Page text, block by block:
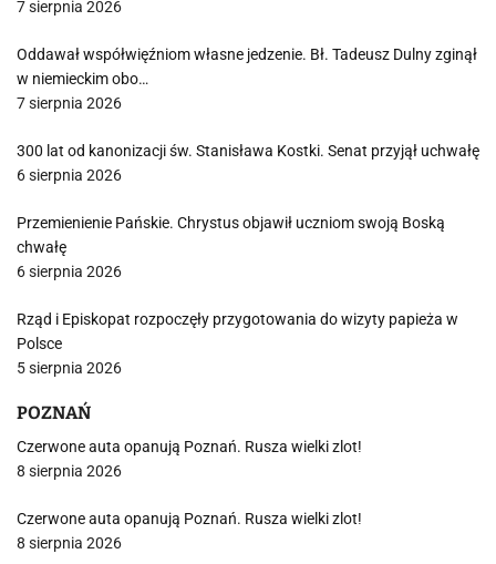
7 sierpnia 2026
Oddawał współwięźniom własne jedzenie. Bł. Tadeusz Dulny zginął
w niemieckim obo…
7 sierpnia 2026
300 lat od kanonizacji św. Stanisława Kostki. Senat przyjął uchwałę
6 sierpnia 2026
Przemienienie Pańskie. Chrystus objawił uczniom swoją Boską
chwałę
6 sierpnia 2026
Rząd i Episkopat rozpoczęły przygotowania do wizyty papieża w
Polsce
5 sierpnia 2026
POZNAŃ
Czerwone auta opanują Poznań. Rusza wielki zlot!
8 sierpnia 2026
Czerwone auta opanują Poznań. Rusza wielki zlot!
8 sierpnia 2026